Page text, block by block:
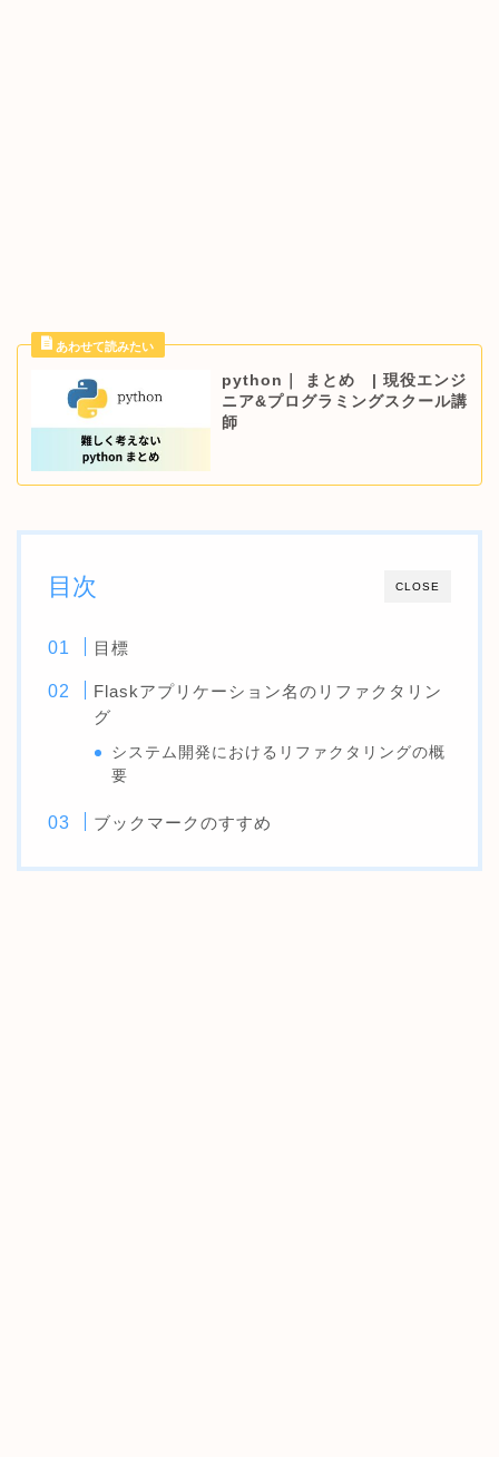
python｜ まとめ | 現役エンジ
ニア&プログラミングスクール講
師
CLOSE
目次
目標
Flaskアプリケーション名のリファクタリン
グ
システム開発におけるリファクタリングの概
要
ブックマークのすすめ